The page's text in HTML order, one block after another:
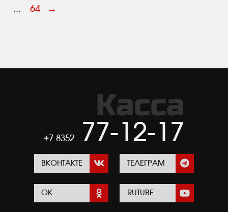
... 64 →
Касса
+7 8352 77-12-17
ВКОНТАКТЕ ТЕЛЕГРАМ
ОК RUTUBE